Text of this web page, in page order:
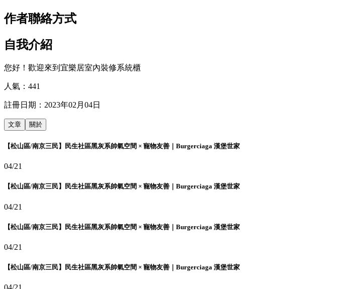
作者聯絡方式
自我介紹
您好！歡迎來到宜樂居室內裝修系統櫃
人氣： 441
註冊日期： 2023年02月04日
文章 關於
【松山區/南京三民】民生社區黑灰系帥氣空間 × 寵物友善｜Burgerciaga 漢堡世家
04/21
【松山區/南京三民】民生社區黑灰系帥氣空間 × 寵物友善｜Burgerciaga 漢堡世家
04/21
【松山區/南京三民】民生社區黑灰系帥氣空間 × 寵物友善｜Burgerciaga 漢堡世家
04/21
【松山區/南京三民】民生社區黑灰系帥氣空間 × 寵物友善｜Burgerciaga 漢堡世家